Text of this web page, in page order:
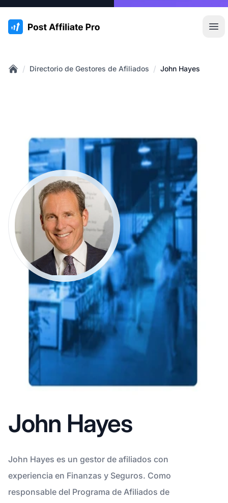
:site.title
/ Directorio de Gestores de Afiliados / John Hayes
John Hayes
John Hayes es un gestor de afiliados con
experiencia en Finanzas y Seguros. Como
responsable del Programa de Afiliados de